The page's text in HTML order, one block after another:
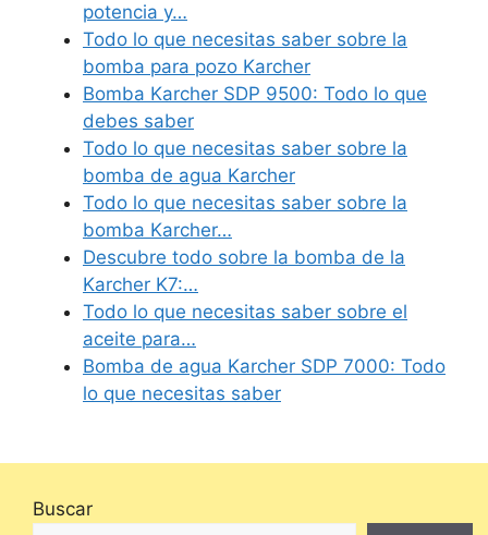
potencia y…
Todo lo que necesitas saber sobre la
bomba para pozo Karcher
Bomba Karcher SDP 9500: Todo lo que
debes saber
Todo lo que necesitas saber sobre la
bomba de agua Karcher
Todo lo que necesitas saber sobre la
bomba Karcher…
Descubre todo sobre la bomba de la
Karcher K7:…
Todo lo que necesitas saber sobre el
aceite para…
Bomba de agua Karcher SDP 7000: Todo
lo que necesitas saber
Buscar